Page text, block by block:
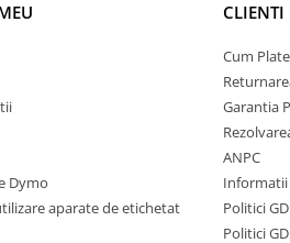
Dymo
aparate de etichetat
CLIENTI
Cum
Garantia
ANPC
Politici
Politici